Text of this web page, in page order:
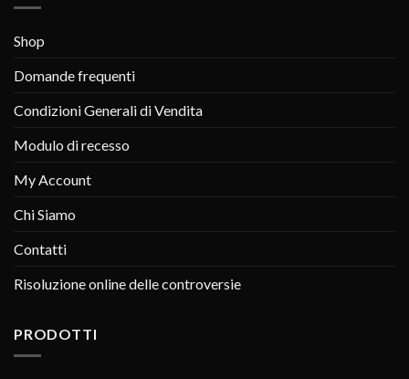
Shop
Domande frequenti
Condizioni Generali di Vendita
Modulo di recesso
My Account
Chi Siamo
Contatti
Risoluzione online delle controversie
PRODOTTI